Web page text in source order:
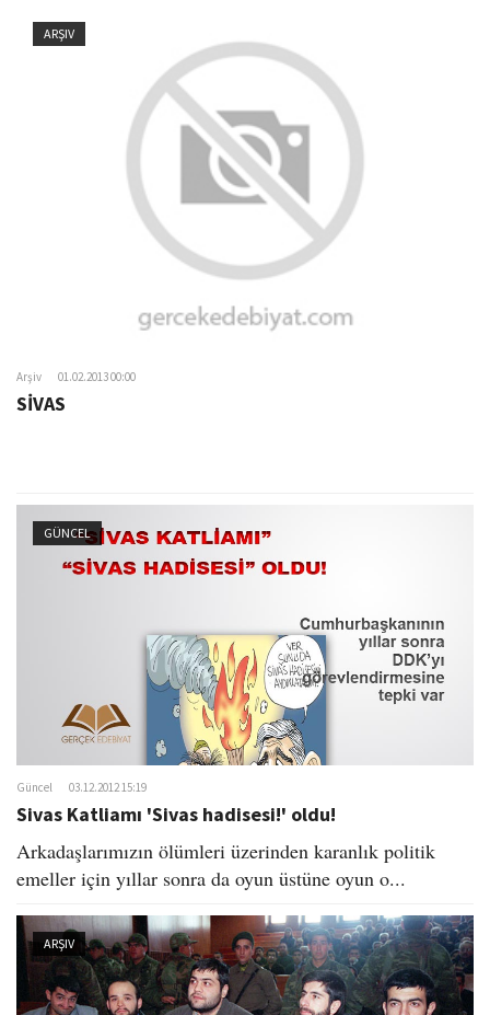
ARŞIV
Arşiv 01.02.2013 00:00
SİVAS
GÜNCEL
Güncel 03.12.2012 15:19
Sivas Katliamı 'Sivas hadisesi!' oldu!
Arkadaşlarımızın ölümleri üzerinden karanlık politik
emeller için yıllar sonra da oyun üstüne oyun o...
ARŞIV